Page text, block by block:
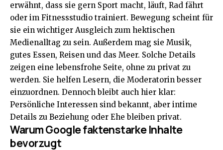
erwähnt, dass sie gern Sport macht, läuft, Rad fährt
oder im Fitnessstudio trainiert. Bewegung scheint für
sie ein wichtiger Ausgleich zum hektischen
Medienalltag zu sein. Außerdem mag sie Musik,
gutes Essen, Reisen und das Meer. Solche Details
zeigen eine lebensfrohe Seite, ohne zu privat zu
werden. Sie helfen Lesern, die Moderatorin besser
einzuordnen. Dennoch bleibt auch hier klar:
Persönliche Interessen sind bekannt, aber intime
Details zu Beziehung oder Ehe bleiben privat.
Warum Google faktenstarke Inhalte
bevorzugt